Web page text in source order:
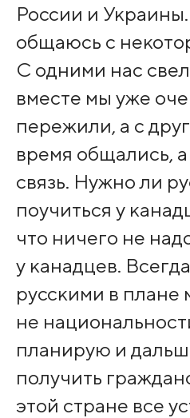
России и
общаюсь с
С одними нас
вместе мы уже
пережили, а с
время общались,
связь. Нужно ли
поучиться у
что ничего не
у канадцев.
русскими в плане
не
планирую и
получить
этой стране все